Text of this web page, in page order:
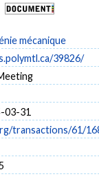
mécanique
39826/
03-31
transactions/61/